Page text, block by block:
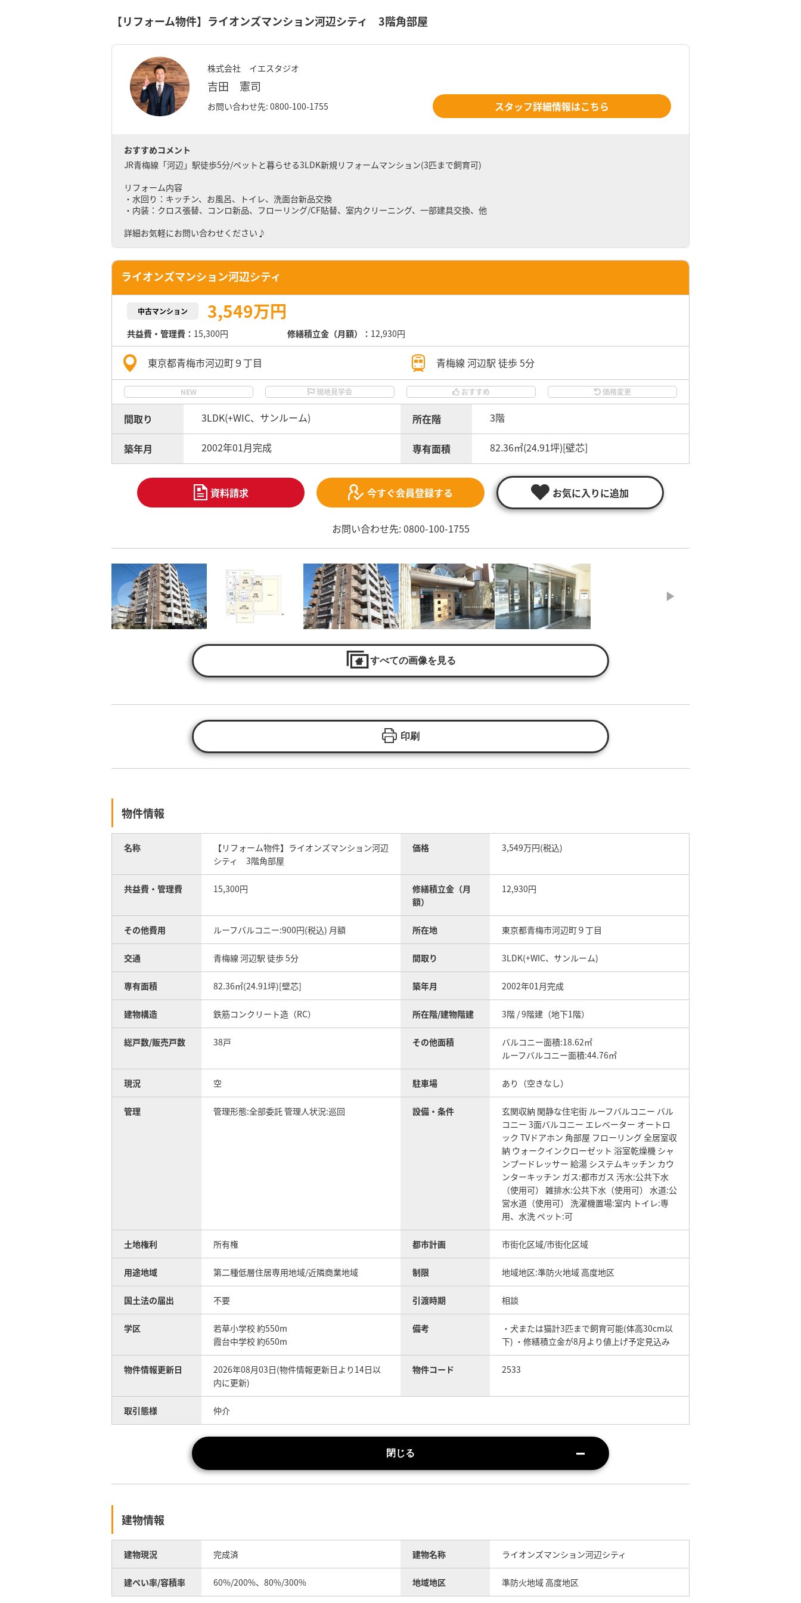
【リフォーム物件】ライオンズマンション河辺シティ 3階角部屋
株式会社 イエスタジオ
吉田 憲司
スタッフ詳細情報はこちら
お問い合わせ先: 0800-100-1755
おすすめコメント
JR青梅線「河辺」駅徒歩5分/ペットと暮らせる3LDK新規リフォームマンション(3匹まで飼育可)
リフォーム内容
・水回り：キッチン、お風呂、トイレ、洗面台新品交換
・内装：クロス張替、コンロ新品、フローリング/CF貼替、室内クリーニング、一部建具交換、他
詳細お気軽にお問い合わせください♪
ライオンズマンション河辺シティ
中古マンション 3,549万円
共益費・管理費： 15,300円 修繕積立金（月額）： 12,930円
東京都青梅市河辺町９丁目 青梅線 河辺駅 徒歩 5分
NEW 現地見学会 おすすめ 価格変更
間取り 3LDK(+WIC、サンルーム) 所在階 3階
築年月 2002年01月完成 専有面積 82.36㎡(24.91坪)[壁芯]
資料請求 今すぐ会員登録する お気に入りに追加
お問い合わせ先: 0800-100-1755
すべての画像を見る
印刷
物件情報
名称
【リフォーム物件】ライオンズマンション河辺
シティ 3階角部屋
価格 3,549万円(税込)
共益費・管理費 15,300円
修繕積立金（月
額）
12,930円
その他費用 ルーフバルコニー:900円(税込) 月額 所在地 東京都青梅市河辺町９丁目
交通 青梅線 河辺駅 徒歩 5分 間取り 3LDK(+WIC、サンルーム)
専有面積 82.36㎡(24.91坪)[壁芯] 築年月 2002年01月完成
建物構造 鉄筋コンクリート造（RC） 所在階/建物階建 3階 / 9階建（地下1階）
総戸数/販売戸数 38戸 その他面積
バルコニー面積:18.62㎡
ルーフバルコニー面積:44.76㎡
現況 空 駐車場 あり（空きなし）
管理 管理形態:全部委託 管理人状況:巡回 設備・条件 玄関収納 閑静な住宅街 ルーフバルコニー バル
コニー 3面バルコニー エレベーター オートロ
ック TVドアホン 角部屋 フローリング全居室収
納 ウォークインクローゼット 浴室乾燥機 シャ
ンプードレッサー 給湯 システムキッチン カウ
ンターキッチン ガス:都市ガス 汚水:公共下水
（使用可） 雑排水:公共下水（使用可） 水道:公
営水道（使用可）
洗濯機置場:室内 トイレ:専
用、水洗 ペット:可
土地権利 所有権 都市計画 市街化区域/市街化区域
用途地域 第二種低層住居専用地域/近隣商業地域 制限 地域地区:準防火地域 高度地区
国土法の届出 不要 引渡時期 相談
学区
若草小学校 約550m
霞台中学校 約650m
備考
・犬または猫計3匹まで飼育可能(体高30cm以
下) ・修繕積立金が8月より値上げ予定見込み
物件情報更新日
2026年08月03日(物件情報更新日より14日以
内に更新)
物件コード 2533
取引態様 仲介
閉じる
建物情報
建物現況 完成済 建物名称 ライオンズマンション河辺シティ
建ぺい率/容積率 60%/200%、80%/300% 地域地区 準防火地域 高度地区